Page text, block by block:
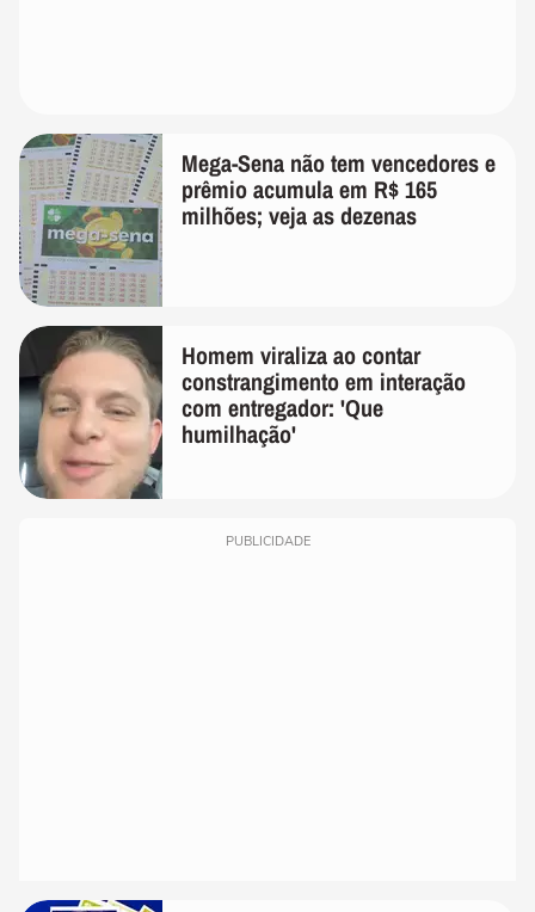
Mega-Sena não tem vencedores e
prêmio acumula em R$ 165
milhões; veja as dezenas
Homem viraliza ao contar
constrangimento em interação
com entregador: 'Que
humilhação'
PUBLICIDADE